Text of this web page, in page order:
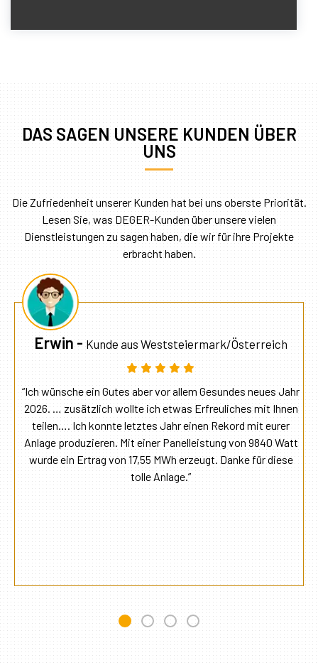
DAS SAGEN UNSERE KUNDEN ÜBER
UNS
Die Zufriedenheit unserer Kunden hat bei uns oberste Priorität.
Lesen Sie, was DEGER-Kunden über unsere vielen
Dienstleistungen zu sagen haben, die wir für ihre Projekte
erbracht haben.
Österreich
Gesundes neues Jahr
Erfreuliches mit Ihnen
Rekord mit eurer
von 9840 Watt
Danke für diese
Volbardem İnşaat
“Für unser Solarkraftwerk, das
installiert wurde, bevorzugten
von DEGER, da sie – laut
Installationsphase – mehr
Konkurrenz boten. Wir
Materialien, der
Kundendienst zufrieden und
für allen Investoren im